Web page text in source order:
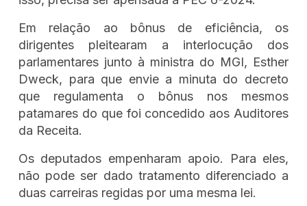
Em relação ao bônus de eficiência, os
dirigentes pleitearam a interlocução dos
parlamentares junto à ministra do MGI, Esther
Dweck, para que envie a minuta do decreto
que regulamenta o bônus nos mesmos
patamares do que foi concedido aos Auditores
da Receita.
Os deputados empenharam apoio. Para eles,
não pode ser dado tratamento diferenciado a
duas carreiras regidas por uma mesma lei.